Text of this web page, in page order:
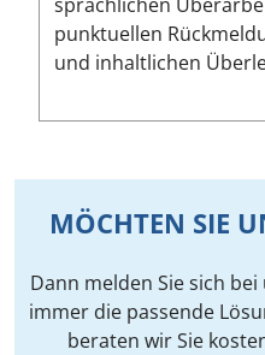
punktuellen
und inhaltlichen
MÖCHTEN SIE
Dann melden Sie sich
immer die passende
beraten wir Sie